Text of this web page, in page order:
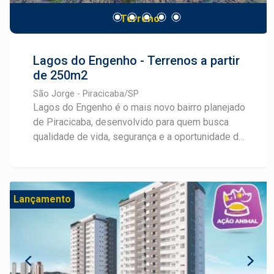
contemporânea. Garanta sua unidade neste
lançamento exclusivo. A Frias Neto oferece
atendimento personalizado para apresentar
Terreno
Lagos do Engenho - Terrenos a partir
de 250m2
São Jorge - Piracicaba/SP
Lagos do Engenho é o mais novo bairro planejado
de Piracicaba, desenvolvido para quem busca
qualidade de vida, segurança e a oportunidade de
infraestrutura completa, incluindo ruas planejadas,
rede de água e esgoto, energia elétrica e
iluminação pública, além de amplas áreas verdes
que valorizam o contato com a natureza e
proporcionam bem-estar no dia a dia. Um dos
grandes diferenciais do Lagos do Engenho é sua
ampla área de lazer, pensada para oferecer
Lançamento